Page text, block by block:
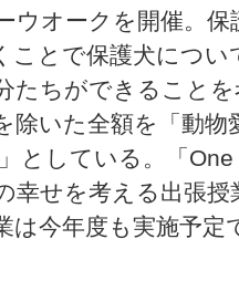
ウオークを開催。保
ことで保護犬につ
たちができること
除いた全額を「動物
としている。「
幸せを考える出張
は今年度も実施予